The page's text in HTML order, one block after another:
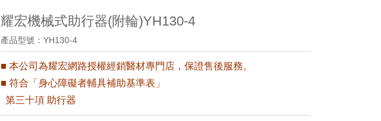
耀宏機械式助行器(附輪)YH130-4
產品型號：YH130-4
■ 本公司為耀宏網路授權經銷醫材專門店，保證售後服務。
■符合「身心障礙者輔具補助基準表」
第三十項 助行器